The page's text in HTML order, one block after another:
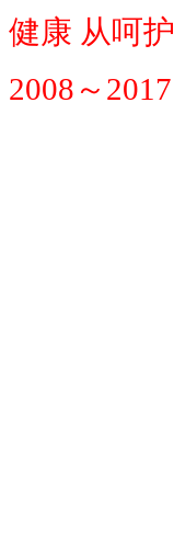
健康 从呵
2008～